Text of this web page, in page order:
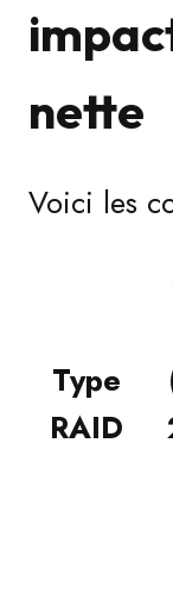
nette
Voici les
Type
RAID